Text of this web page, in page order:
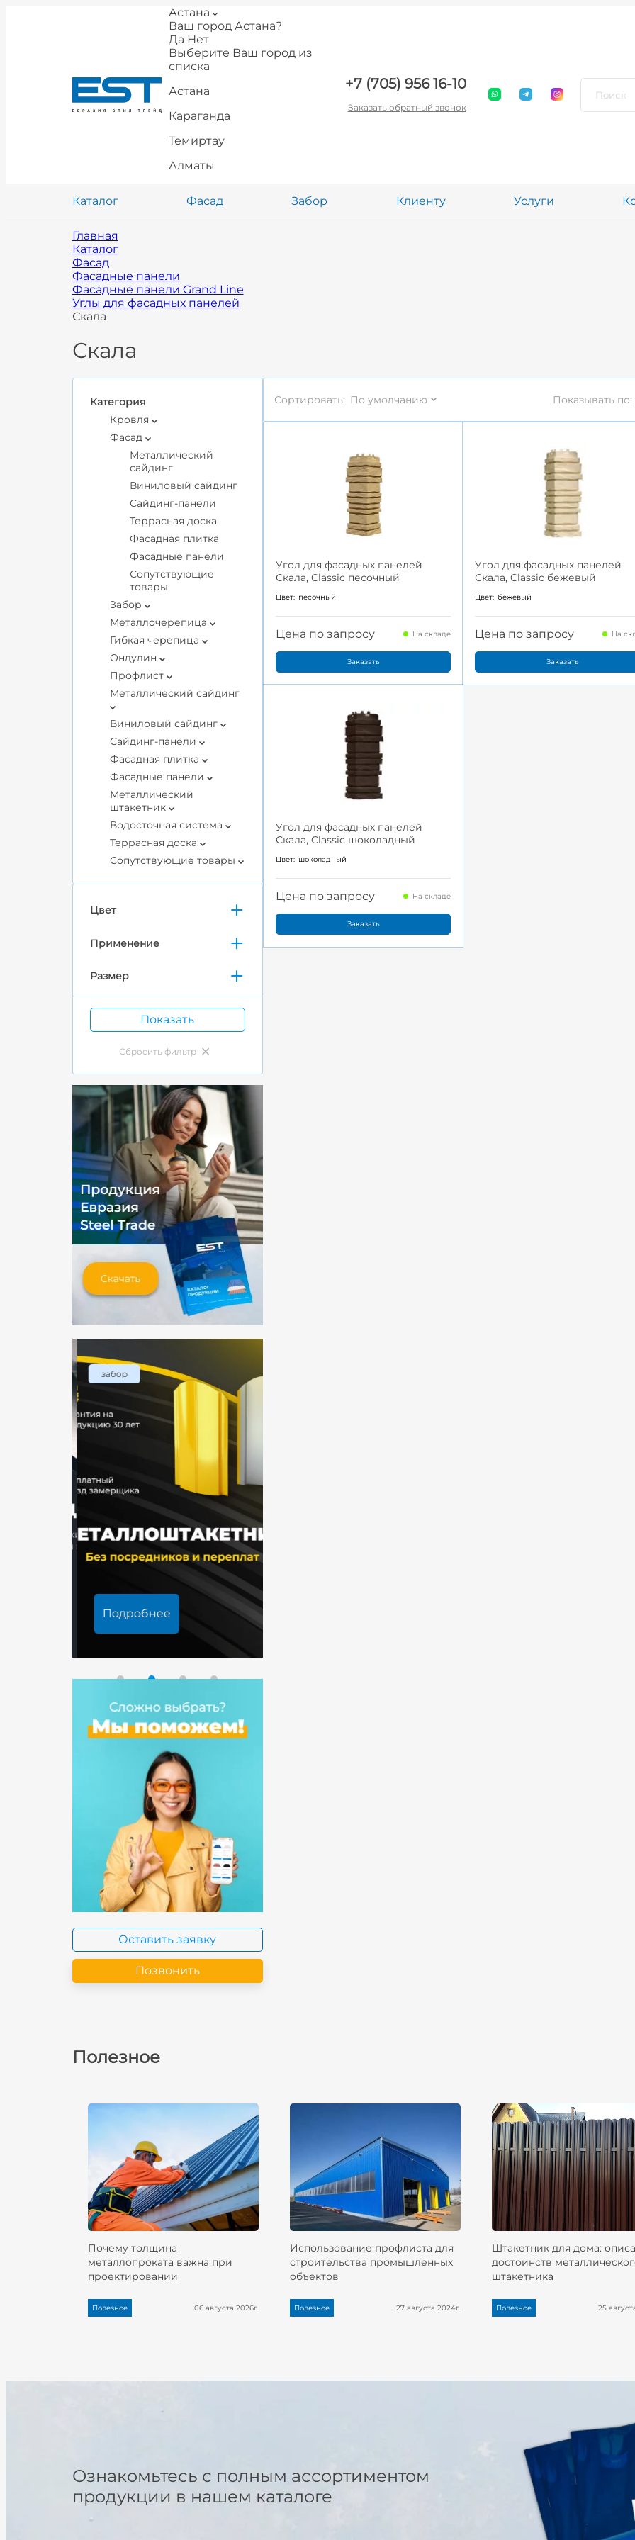
Астана
Ваш город Астана?
Да Нет
Выберите Ваш город из
списка
Астана
Караганда
Темиртау
Алматы
+7 (705) 956 16-10
Заказать обратный звонок
Каталог Фасад Забор Клиенту Услуги
Главная
Каталог
Фасад
Фасадные панели
Фасадные панели Grand Line
Углы для фасадных панелей
Скала
Скала
Категория
Кровля
Фасад
Металлический
сайдинг
Виниловый сайдинг
Сайдинг-панели
Террасная доска
Фасадная плитка
Фасадные панели
Сопутствующие
товары
Забор
Металлочерепица
Гибкая черепица
Ондулин
Профлист
Металлический сайдинг
Виниловый сайдинг
Сайдинг-панели
Фасадная плитка
Фасадные панели
Металлический
штакетник
Водосточная система
Террасная доска
Сопутствующие товары
Цвет
Применение
Размер
забор
Подробнее
Оставить заявку
Позвонить
Сортировать: По умолчанию Показывать по:
Угол для фасадных панелей
Скала, Classic песочный
Цвет: песочный
Цена по запросу На складе
Заказать
Угол для фасадных панелей
Скала, Classic бежевый
Цвет: бежевый
Цена по запросу На
Заказать
Угол для фасадных панелей
Скала, Classic шоколадный
Цвет: шоколадный
Цена по запросу На складе
Заказать
Полезное
Почему толщина
металлопроката важна при
проектировании
Полезное 06 августа 2026г.
Использование профлиста для
строительства промышленных
объектов
Полезное 27 августа 2024г.
Штакетник для дома:
достоинств
штакетника
Полезное 25
Ознакомьтесь с полным ассортиментом
продукции в нашем каталоге